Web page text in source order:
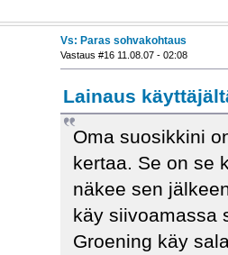
Vs: Paras sohvakohtaus
Vastaus #16 11.08.07 - 02:08
Lainaus
Oma suosikkini
kertaa. Se on se
näkee sen
käy siivoamassa
Groening käy